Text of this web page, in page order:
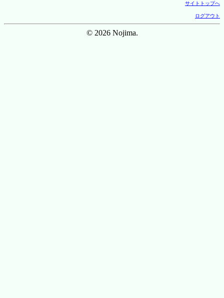
サイトトップへ
ログアウト
© 2026 Nojima.